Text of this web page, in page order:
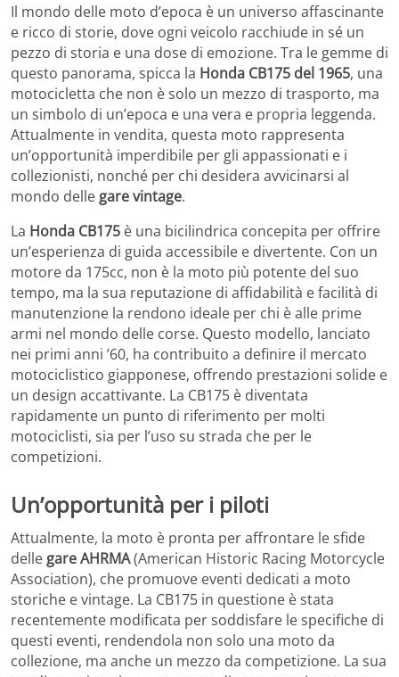
Il mondo delle moto d’epoca è un universo affascinante
e ricco di storie, dove ogni veicolo racchiude in sé un
pezzo di storia e una dose di emozione. Tra le gemme di
questo panorama, spicca la Honda CB175 del 1965, una
motocicletta che non è solo un mezzo di trasporto, ma
un simbolo di un’epoca e una vera e propria leggenda.
Attualmente in vendita, questa moto rappresenta
un’opportunità imperdibile per gli appassionati e i
collezionisti, nonché per chi desidera avvicinarsi al
mondo delle gare vintage.
La Honda CB175 è una bicilindrica concepita per offrire
un’esperienza di guida accessibile e divertente. Con un
motore da 175cc, non è la moto più potente del suo
tempo, ma la sua reputazione di affidabilità e facilità di
manutenzione la rendono ideale per chi è alle prime
armi nel mondo delle corse. Questo modello, lanciato
nei primi anni ’60, ha contribuito a definire il mercato
motociclistico giapponese, offrendo prestazioni solide e
un design accattivante. La CB175 è diventata
rapidamente un punto di riferimento per molti
motociclisti, sia per l’uso su strada che per le
competizioni.
Un’opportunità per i piloti
Attualmente, la moto è pronta per affrontare le sfide
delle gare AHRMA(American Historic Racing Motorcycle
Association), che promuove eventi dedicati a moto
storiche e vintage. La CB175 in questione è stata
recentemente modificata per soddisfare le specifiche di
questi eventi, rendendola non solo una moto da
collezione, ma anche un mezzo da competizione. La sua